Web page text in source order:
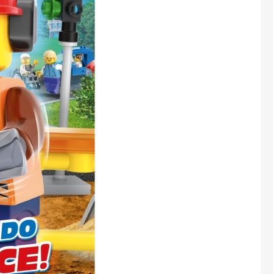
Marianne Bydlení
Marianne Venkov & styl